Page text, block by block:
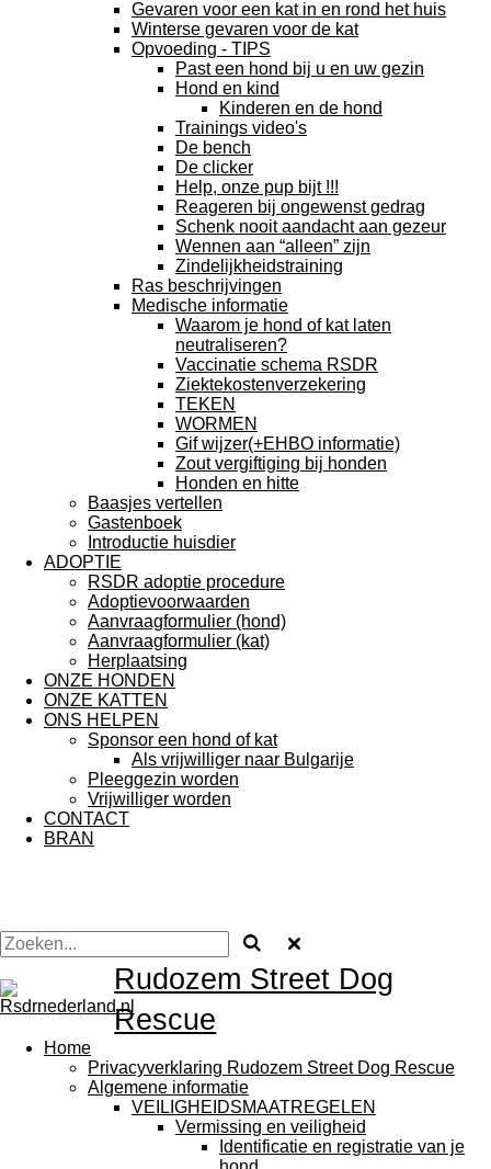
Gevaren voor een kat in en rond het huis
Winterse gevaren voor de kat
Opvoeding - TIPS
Past een hond bij u en uw gezin
Hond en kind
Kinderen en de hond
Trainings video's
De bench
De clicker
Help, onze pup bijt !!!
Reageren bij ongewenst gedrag
Schenk nooit aandacht aan gezeur
Wennen aan “alleen” zijn
Zindelijkheidstraining
Ras beschrijvingen
Medische informatie
Waarom je hond of kat laten
neutraliseren?
Vaccinatie schema RSDR
Ziektekostenverzekering
TEKEN
WORMEN
Gif wijzer(+EHBO informatie)
Zout vergiftiging bij honden
Honden en hitte
Baasjes vertellen
Gastenboek
Introductie huisdier
ADOPTIE
RSDR adoptie procedure
Adoptievoorwaarden
Aanvraagformulier (hond)
Aanvraagformulier (kat)
Herplaatsing
ONZE HONDEN
ONZE KATTEN
ONS HELPEN
Sponsor een hond of kat
Als vrijwilliger naar Bulgarije
Pleeggezin worden
Vrijwilliger worden
CONTACT
BRAN
Rudozem Street Dog
Rescue
Home
Privacyverklaring Rudozem Street Dog Rescue
Algemene informatie
VEILIGHEIDSMAATREGELEN
Vermissing en veiligheid
Identificatie en registratie van je